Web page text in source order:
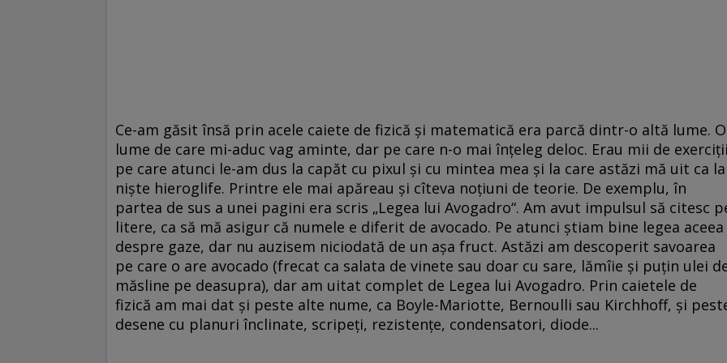
Ce-am găsit însă prin acele caiete de fizică şi matematică era parcă dintr-o altă lume. O
lume de care mi-aduc vag aminte, dar pe care n-o mai înţeleg deloc. Erau mii de exerciţii
pe care atunci le-am dus la capăt cu pixul şi cu mintea mea şi la care astăzi mă uit ca la
nişte hieroglife. Printre ele mai apăreau şi cîteva noţiuni de teorie. De exemplu, în
partea de sus a unei pagini era scris „Legea lui Avogadro“. Am avut impulsul să citesc
litere, ca să mă asigur că numele e diferit de avocado. Pe atunci ştiam bine legea aceea
despre gaze, dar nu auzisem niciodată de un aşa fruct. Astăzi am descoperit savoarea
pe care o are avocado (frecat ca salata de vinete sau doar cu sare, lămîie şi puţin ulei
măsline pe deasupra), dar am uitat complet de Legea lui Avogadro. Prin caietele de
fizică am mai dat şi peste alte nume, ca Boyle-Mariotte, Bernoulli sau Kirchhoff, şi
desene cu planuri înclinate, scripeţi, rezistenţe, condensatori, diode...